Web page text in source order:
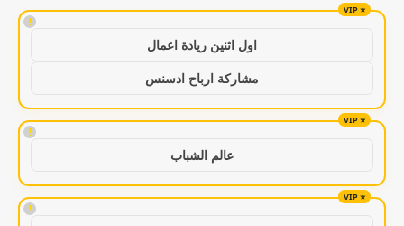
!
اول اثنين ريادة اعمال
مشاركة ارباح ادسنس
!
عالم الشباب
!